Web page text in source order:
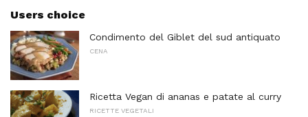
Users choice
Condimento del Giblet del sud antiquato
CENA
Ricetta Vegan di ananas e patate al curry
RICETTE VEGETALI